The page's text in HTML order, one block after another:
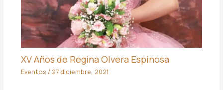
XV Años de Regina Olvera Espinosa
Eventos / 27 diciembre, 2021